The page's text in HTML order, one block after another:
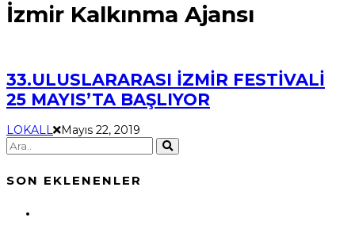
İzmir Kalkınma Ajansı
33.ULUSLARARASI İZMİR FESTİVALİ
25 MAYIS’TA BAŞLIYOR
LOKALL Mayıs 22, 2019
SON EKLENENLER